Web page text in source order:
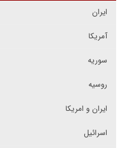
ایران
آمریکا
سوریه
روسیه
ایران و امریکا
اسرائیل